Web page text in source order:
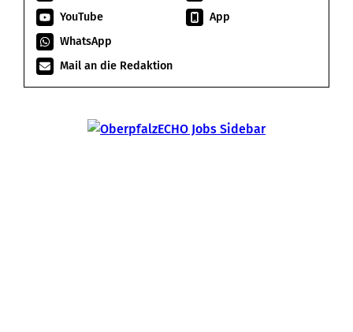
YouTube
App
WhatsApp
Mail an die Redaktion